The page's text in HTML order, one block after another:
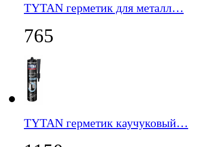
TYTAN герметик для металл…
765
TYTAN герметик каучуковый…